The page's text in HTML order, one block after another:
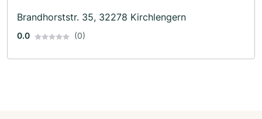
Brandhorststr. 35, 32278 Kirchlengern
0.0 (0)